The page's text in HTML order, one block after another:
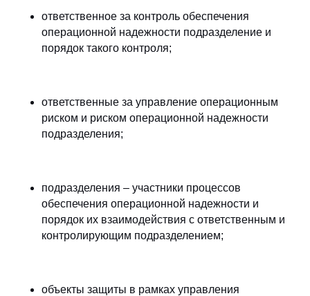
ответственное за контроль обеспечения
операционной надежности подразделение и
порядок такого контроля;
ответственные за управление операционным
риском и риском операционной надежности
подразделения;
подразделения – участники процессов
обеспечения операционной надежности и
порядок их взаимодействия с ответственным и
контролирующим подразделением;
объекты защиты в рамках управления